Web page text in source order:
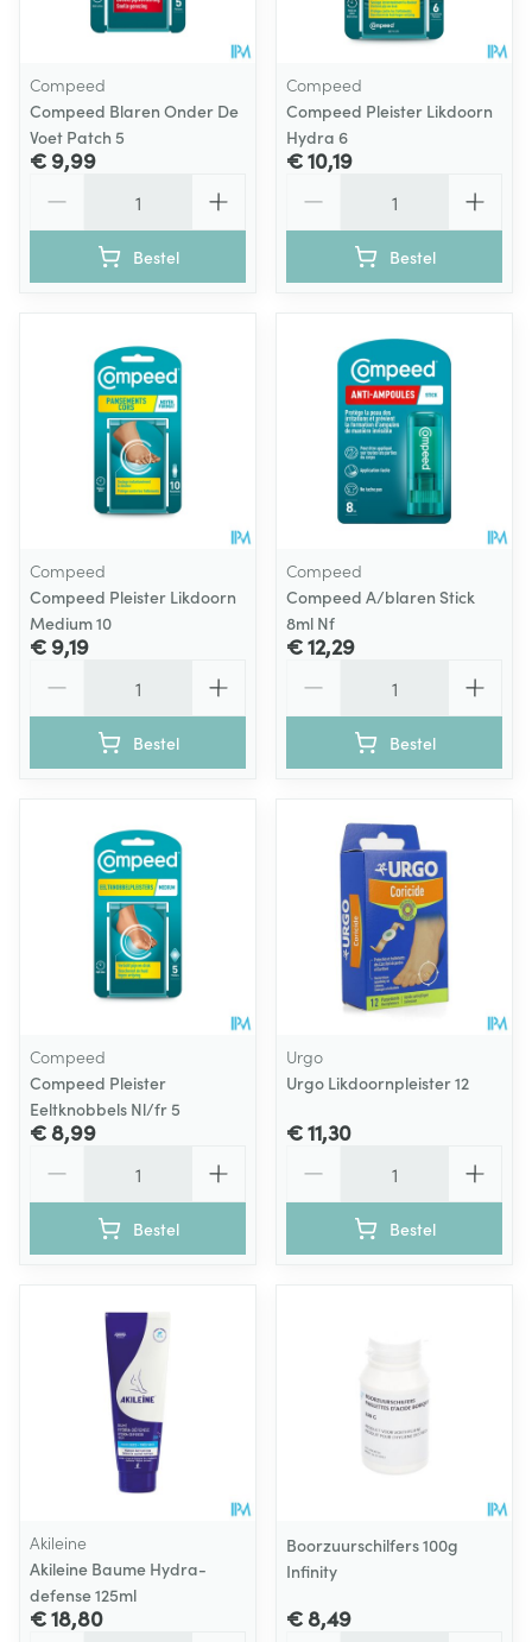
Compeed
Compeed Blaren Onder De
Voet Patch 5
€ 9,99
Bestel
Compeed
Compeed Pleister Likdoorn
Hydra 6
€ 10,19
Bestel
Compeed
Compeed Pleister Likdoorn
Medium 10
€ 9,19
Bestel
Compeed
Compeed A/blaren Stick
8ml Nf
€ 12,29
Bestel
Compeed
Compeed Pleister
Eeltknobbels Nl/fr 5
€ 8,99
Bestel
Urgo
Urgo Likdoornpleister 12
€ 11,30
Bestel
Akileine
Akileine Baume Hydra-
defense 125ml
€ 18,80
Boorzuurschilfers 100g
Infinity
€ 8,49